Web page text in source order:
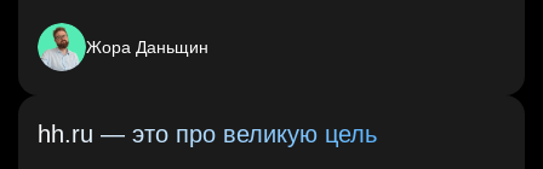
Жора Даньщин
hh.ru — это про великую цель